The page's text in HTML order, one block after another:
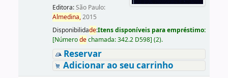
Editora:São Paulo:
Almedina,2015
Disponibilidade:Itens disponíveis para empréstimo:
[Númerodechamada:342.2 D598] (2).
Reservar
Adicionar ao seu carrinho